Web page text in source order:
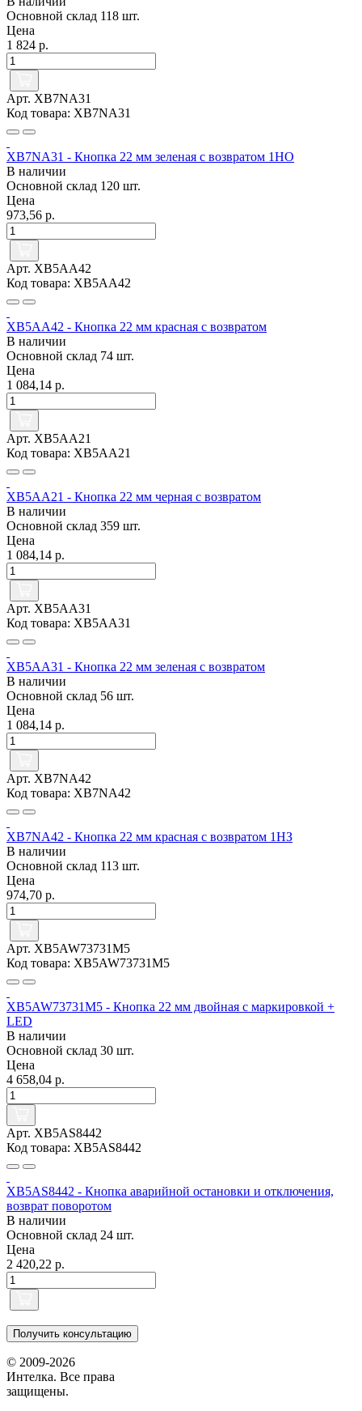
Основной склад 118 шт.
Цена
1 824 р.
Арт. XB7NA31
Код товара: XB7NA31
XB7NA31 - Кнопка 22 мм зеленая с возвратом 1НО
В наличии
Основной склад 120 шт.
Цена
973,56 р.
Арт. XB5AA42
Код товара: XB5AA42
XB5AA42 - Кнопка 22 мм красная с возвратом
В наличии
Основной склад 74 шт.
Цена
1 084,14 р.
Арт. XB5AA21
Код товара: XB5AA21
XB5AA21 - Кнопка 22 мм черная с возвратом
В наличии
Основной склад 359 шт.
Цена
1 084,14 р.
Арт. XB5AA31
Код товара: XB5AA31
XB5AA31 - Кнопка 22 мм зеленая с возвратом
В наличии
Основной склад 56 шт.
Цена
1 084,14 р.
Арт. XB7NA42
Код товара: XB7NA42
XB7NA42 - Кнопка 22 мм красная с возвратом 1НЗ
В наличии
Основной склад 113 шт.
Цена
974,70 р.
Арт. XB5AW73731M5
Код товара: XB5AW73731M5
XB5AW73731M5 - Кнопка 22 мм двойная с маркировкой +
LED
В наличии
Основной склад 30 шт.
Цена
4 658,04 р.
Арт. XB5AS8442
Код товара: XB5AS8442
XB5AS8442 - Кнопка аварийной остановки и отключения,
возврат поворотом
В наличии
Основной склад 24 шт.
Цена
2 420,22 р.
Получить консультацию
© 2009-2026
Интелка. Все права
защищены.